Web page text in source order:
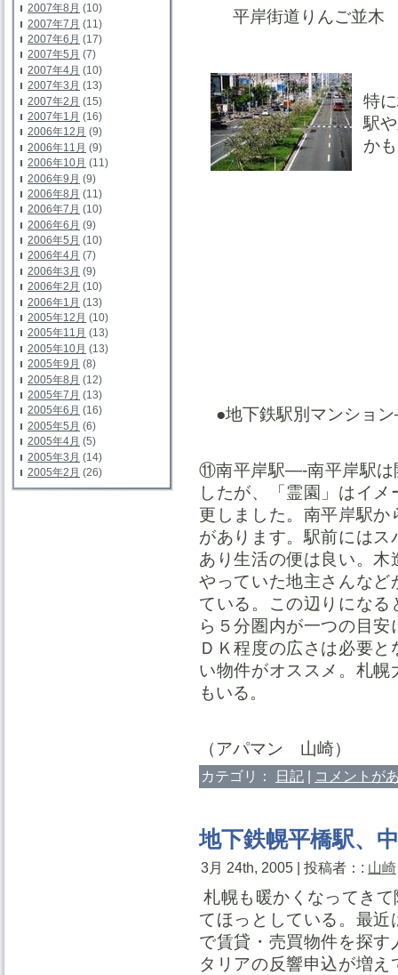
2007年8月 (10)
2007年7月 (11)
2007年6月 (17)
2007年5月 (7)
2007年4月 (10)
2007年3月 (13)
2007年2月 (15)
2007年1月 (16)
2006年12月 (9)
2006年11月 (9)
2006年10月 (11)
2006年9月 (9)
2006年8月 (11)
2006年7月 (10)
2006年6月 (9)
2006年5月 (10)
2006年4月 (7)
2006年3月 (9)
2006年2月 (10)
2006年1月 (13)
2005年12月 (10)
2005年11月 (13)
2005年10月 (13)
2005年9月 (8)
2005年8月 (12)
2005年7月 (13)
2005年6月 (16)
2005年5月 (6)
2005年4月 (5)
2005年3月 (14)
2005年2月 (26)
平岸街道りんご並木
特
駅
か
●地下鉄駅別マンショ
⑪南平岸駅—-南平岸駅は
したが、「霊園」はイ
更しました。南平岸駅
があります。駅前には
あり生活の便は良い。
やっていた地主さんな
ている。この辺りにな
ら５分圏内が一つの目
ＤＫ程度の広さは必要
い物件がオススメ。札
もいる。
（アパマン 山崎）
カテゴリ： 日記 | コメントが
地下鉄幌平橋駅、
3月 24th, 2005 | 投稿者：: 山崎
札幌も暖かくなってき
てほっとしている。最
で賃貸・売買物件を探
タリアの反響申込が増